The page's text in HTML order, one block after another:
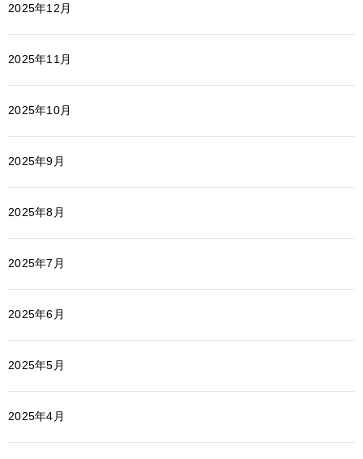
2025年12月
2025年11月
2025年10月
2025年9月
2025年8月
2025年7月
2025年6月
2025年5月
2025年4月